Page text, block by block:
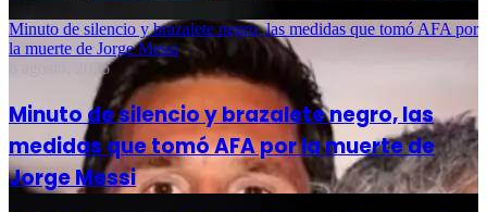
Minuto de silencio y brazalete negro, las medidas que tomó AFA por
la muerte de Jorge Messi
8 agosto, 2026
Minuto de silencio y brazalete negro, las
medidas que tomó AFA por la muerte de
Jorge Messi